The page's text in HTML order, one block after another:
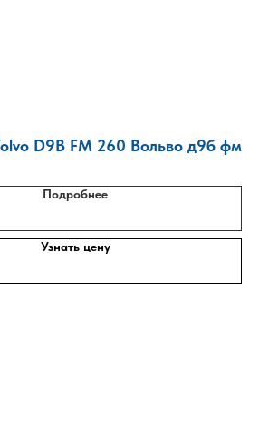
D9B FM 260 Вольво д9б фм
Подробнее
Узнать цену